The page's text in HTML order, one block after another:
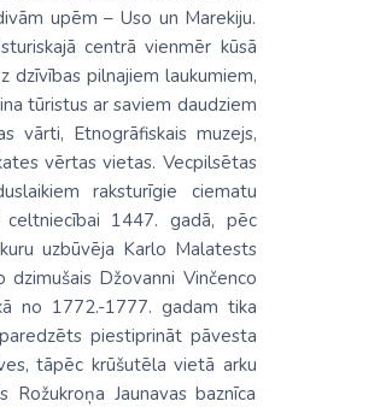
upēm – Uso un Marekiju.
centrā vienmēr kūsā
dzīvības pilnajiem laukumiem,
tūristus ar saviem daudziem
vārti, Etnogrāfiskais muzejs,
vērtas vietas. Vecpilsētas
raksturīgie ciematu
celtniecībai 1447. gadā, pēc
uzbūvēja Karlo Malatests
Džovanni Vinčenco
no 1772.-1777. gadam tika
piestiprināt pāvesta
tāpēc krūšutēla vietā arku
Jaunavas baznīca